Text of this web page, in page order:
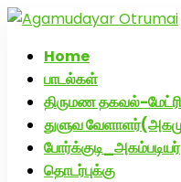
Home
பாடல்கள்
திருமண தகவல்-
துளுவ
போர்க்குடி_அகம்படியர்
தொடர்புக்கு
அகமுடையார் திருமண